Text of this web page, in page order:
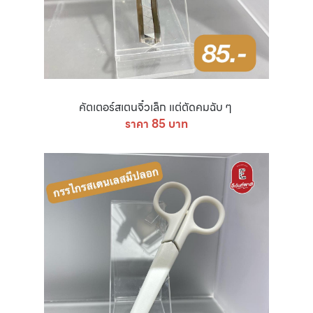
คัตเตอร์สเตนจิ๋วเล็ก แต่ตัดคมฉับ ๆ
ราคา 85 บาท